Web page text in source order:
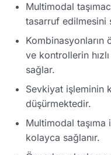
Multimodal
tasarruf edilmesini
Kombinasyonların
ve kontrollerin
sağlar.
Sevkiyat işleminin
düşürmektedir.
Multimodal
kolayca sağlanır.